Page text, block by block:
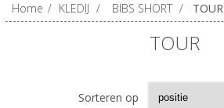
Home / KLEDIJ / BIBS SHORT / TOUR
TOUR
Sorteren op